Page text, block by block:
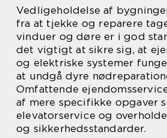
Vedligeholdelse af
fra at tjekke og reparere
vinduer og døre er i god
det vigtigt at sikre sig, at
og elektriske systemer
at undgå dyre
Omfattende
af mere specifikke opgaver
elevatorservice og
og sikkerhedsstandarder.